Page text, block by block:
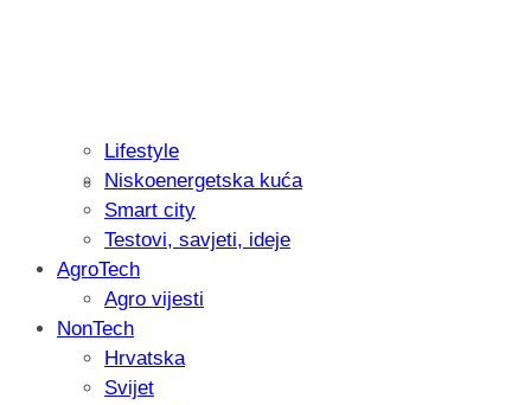
Isprobali smo: Thermostar
Lifestyle
Niskoenergetska kuća
Smart city
Testovi, savjeti, ideje
AgroTech
Agro vijesti
NonTech
Hrvatska
Svijet